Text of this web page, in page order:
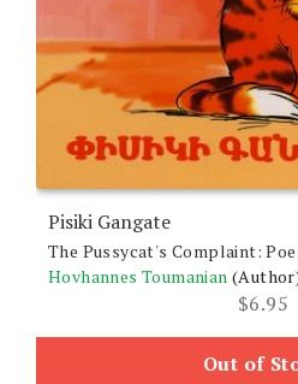
Pisiki Gangate
The Pussycat's Complaint:
Hovhannes Toumanian
$6.95
Out of